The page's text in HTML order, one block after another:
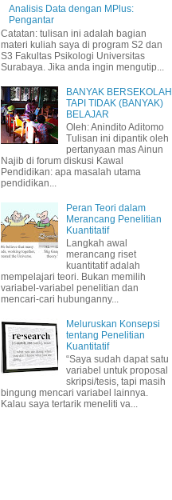
Analisis Data dengan MPlus:
Pengantar
Catatan: tulisan ini adalah bagian
materi kuliah saya di program S2 dan
S3 Fakultas Psikologi Universitas
Surabaya. Jika anda ingin mengutip...
BANYAK BERSEKOLAH
TAPI TIDAK (BANYAK)
BELAJAR
Oleh: Anindito Aditomo
Tulisan ini dipantik oleh
pertanyaan mas Ainun
Najib di forum diskusi Kawal
Pendidikan: apa masalah utama
pendidikan...
Peran Teori dalam
Merancang Penelitian
Kuantitatif
Langkah awal
merancang riset
kuantitatif adalah
mempelajari teori. Bukan memilih
variabel-variabel penelitian dan
mencari-cari hubunganny...
Meluruskan Konsepsi
tentang Penelitian
Kuantitatif
“Saya sudah dapat satu
variabel untuk proposal
skripsi/tesis, tapi masih
bingung mencari variabel lainnya.
Kalau saya tertarik meneliti va...